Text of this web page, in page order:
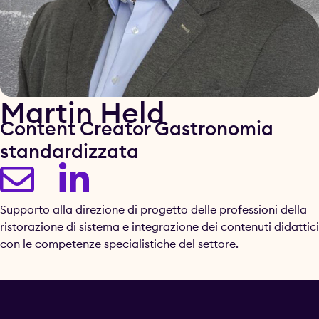
Martin Held
Content Creator Gastronomia
standardizzata
Supporto alla direzione di progetto delle professioni della
ristorazione di sistema e integrazione dei contenuti didattici
con le competenze specialistiche del settore.